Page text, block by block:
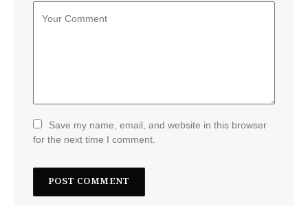
Save my name, email, and website in this browser
for the next time I comment.